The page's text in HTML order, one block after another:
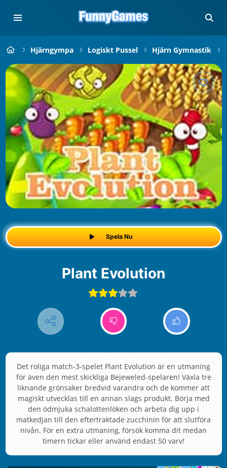
Hjärngympa Logiskt Pussel Hjärn Gymnastik
Spela Nu
Plant Evolution
Det roliga match-3-spelet Plant Evolution är en utmaning
för även den mest skickliga Bejeweled-spelaren! Växla tre
liknande grönsaker bredvid varandra och de kommer att
magiskt utvecklas till en annan slags produkt. Börja med
den ödmjuka schalottenlöken och arbeta dig upp i
matkedjan till den eftertraktade zucchinin för att slutföra
nivån. För en extra utmaning, försök komma dit medan
timern tickar eller använd endast 50 varv!